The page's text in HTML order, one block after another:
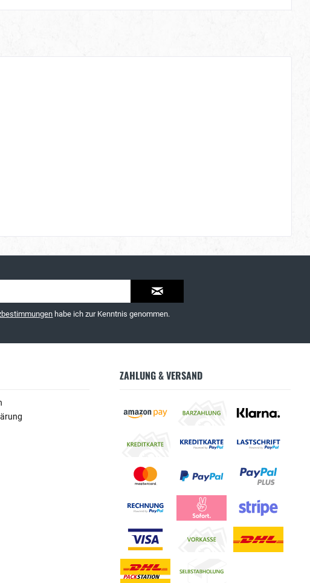
habe ich zur Kenntnis genommen.
ZAHLUNG & VERSAND